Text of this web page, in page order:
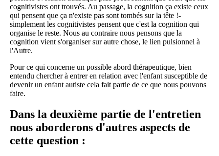
cognitivistes ont trouvés. Au passage, la cognition ça existe ceux
qui pensent que ça n'existe pas sont tombés sur la tête !-
simplement les cognitivistes pensent que c'est la cognition qui
organise le reste. Nous au contraire nous pensons que la
cognition vient s'organiser sur autre chose, le lien pulsionnel à
l'Autre.
Pour ce qui concerne un possible abord thérapeutique, bien
entendu chercher à entrer en relation avec l'enfant susceptible de
devenir un enfant autiste cela fait partie de ce que nous pouvons
faire.
Dans la deuxième partie de l'entretien
nous aborderons d'autres aspects de
cette question :